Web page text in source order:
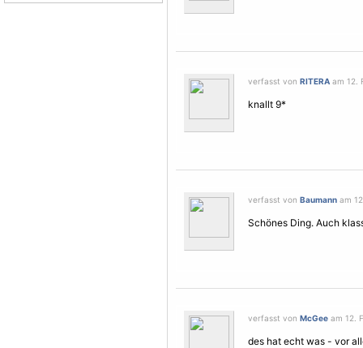
verfasst von RITERA am 12.
knallt 9*
verfasst von Baumann am
Schönes Ding. Auch
verfasst von McGee am 12.
des hat echt was - vor